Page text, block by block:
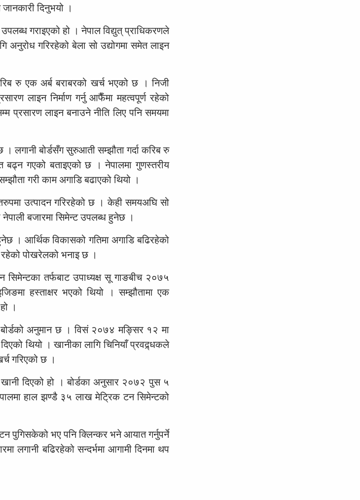
दिनुभयो ।
गराइएको हो । नेपाल विद्युत् प्राधिकरणले
अनुरोध गरिरहेको बेला सो उद्योगमा समेत लाइन
रु एक अर्ब बराबरको खर्च भएको छ । निजी
लाइन निर्माण गर्नु आफैँमा महत्वपूर्ण रहेको
प्रसारण लाइन बनाउने नीति लिए पनि समयमा
लगानी बोर्डसँग सुरुआती सम्झौता गर्दा करिब रु
बढ्न गएको बताइएको छ । नेपालमा गुणस्तरीय
गरी काम अगाडि बढाएको थियो ।
उत्पादन गरिरहेको छ । केही समयअघि सो
बजारमा सिमेन्ट उपलब्ध हुनेछ ।
। आर्थिक विकासको गतिमा अगाडि बढिरहेको
पोखरेलको भनाइ छ ।
सिमेन्टका तर्फबाट उपाध्यक्ष सू गाङबीच २०७५
हस्ताक्षर भएको थियो । सम्झौतामा एक
।
बोर्डको अनुमान छ । विसं २०७४ मङ्सिर १२ मा
थियो । खानीका लागि चिनियाँ प्रवद्र्धकले
गरिएको छ ।
दिएको हो । बोर्डका अनुसार २०७२ पुस ५
हाल झण्डै ३५ लाख मेट्रिक टन सिमेन्टको
पुगिसकेको भए पनि क्लिन्कर भने आयात गर्नुपर्ने
लगानी बढिरहेको सन्दर्भमा आगामी दिनमा थप